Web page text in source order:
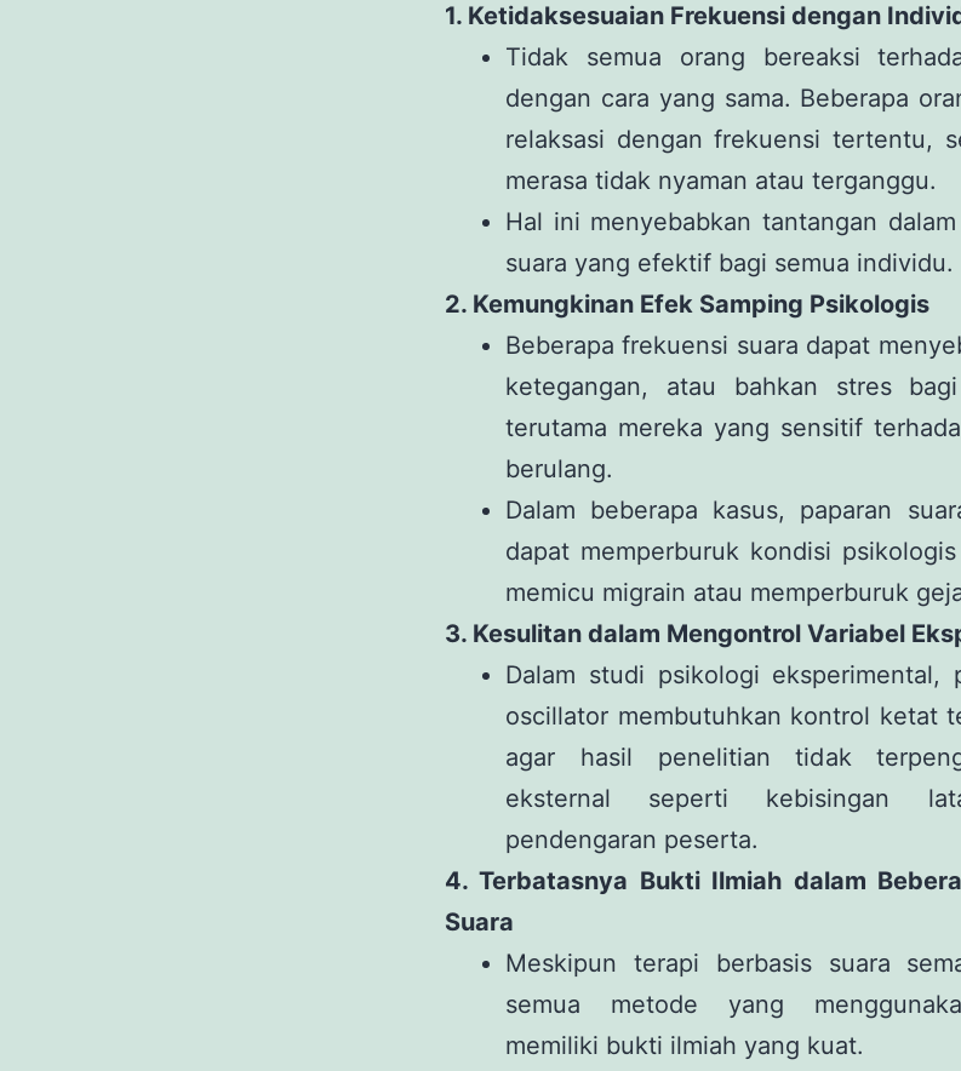
1. Ketidaksesuaian Frekuensi dengan
Tidak semua orang bereaksi
dengan cara yang sama. Beberapa
relaksasi dengan frekuensi tertentu,
merasa tidak nyaman atau terganggu.
Hal ini menyebabkan tantangan
suara yang efektif bagi semua individu.
2. Kemungkinan Efek Samping Psikologis
Beberapa frekuensi suara dapat
ketegangan, atau bahkan stres
terutama mereka yang sensitif
berulang.
Dalam beberapa kasus, paparan
dapat memperburuk kondisi
memicu migrain atau memperburuk
3. Kesulitan dalam Mengontrol Variabel
Dalam studi psikologi eksperimental,
oscillator membutuhkan kontrol ketat
agar hasil penelitian tidak
eksternal seperti kebisingan
pendengaran peserta.
4. Terbatasnya Bukti Ilmiah dalam
Suara
Meskipun terapi berbasis suara
semua metode yang
memiliki bukti ilmiah yang kuat.